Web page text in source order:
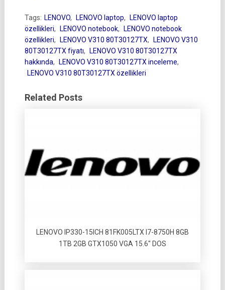
Tags: LENOVO, LENOVO laptop,
LENOVO laptop
özellikleri, LENOVO notebook,
LENOVO notebook
özellikleri, LENOVO V310 80T30127TX,
LENOVO V310
80T30127TX fiyatı,
LENOVO V310 80T30127TX
hakkında, LENOVO V310 80T30127TX inceleme,
LENOVO V310 80T30127TX özellikleri
Related Posts
LENOVO IP330-15ICH 81FK005LTX I7-8750H 8GB
1TB 2GB GTX1050 VGA 15.6″ DOS